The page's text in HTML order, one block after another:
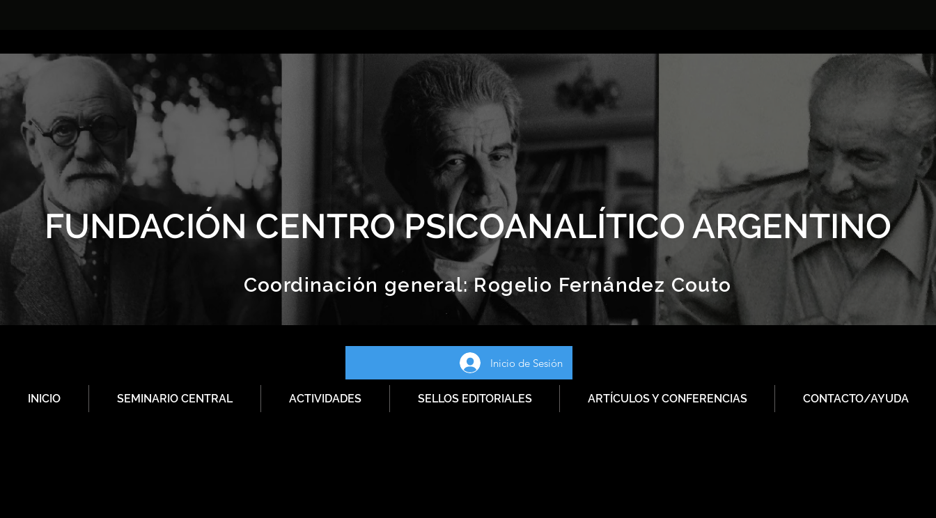
FUNDACIÓN CENTRO PSICOANALÍTICO ARGENTINO
Coordinación general:Rogelio Fernández Couto
Inicio de Sesión
INICIO SEMINARIO CENTRAL ACTIVIDADES SELLOS EDITORIALES ARTÍCULOS Y CONFERENCIAS CONTACTO/AYUDA